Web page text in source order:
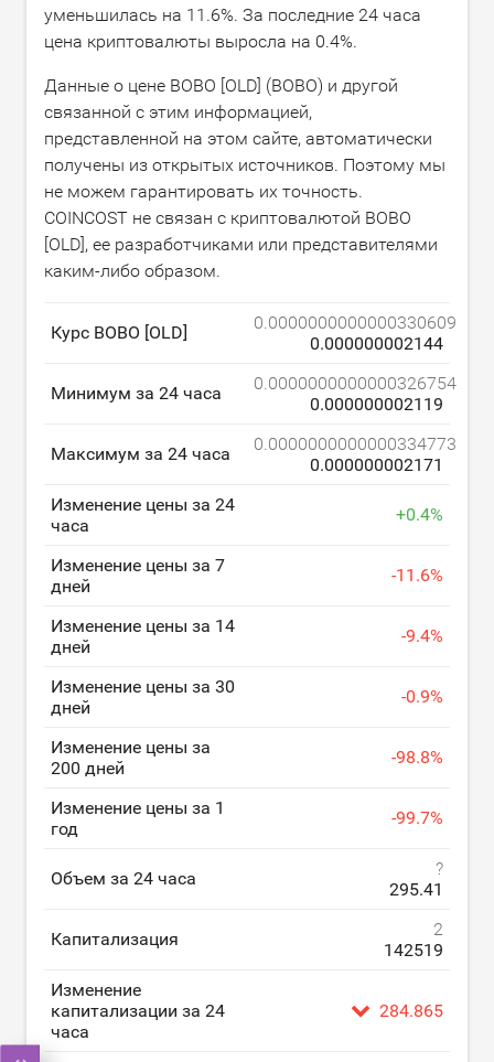
уменьшилась на 11.6%. За последние 24 часа
цена криптовалюты выросла на 0.4%.
Данные о цене BOBO [OLD] (BOBO) и другой
связанной с этим информацией,
представленной на этом сайте, автоматически
получены из открытых источников. Поэтому мы
не можем гарантировать их точность.
COINCOST не связан с криптовалютой BOBO
[OLD], ее разработчиками или представителями
каким-либо образом.
Курс BOBO [OLD]
0.0000000000000330609
0.000000002144
Минимум за 24 часа
0.0000000000000326754
0.000000002119
Максимум за 24 часа
0.0000000000000334773
0.000000002171
Изменение цены за 24
часа
+0.4%
Изменение цены за 7
дней
-11.6%
Изменение цены за 14
дней
-9.4%
Изменение цены за 30
дней
-0.9%
Изменение цены за
200 дней
-98.8%
Изменение цены за 1
год
-99.7%
Объем за 24 часа
?
295.41
Капитализация
2
142519
Изменение
капитализации за 24
часа
284.865